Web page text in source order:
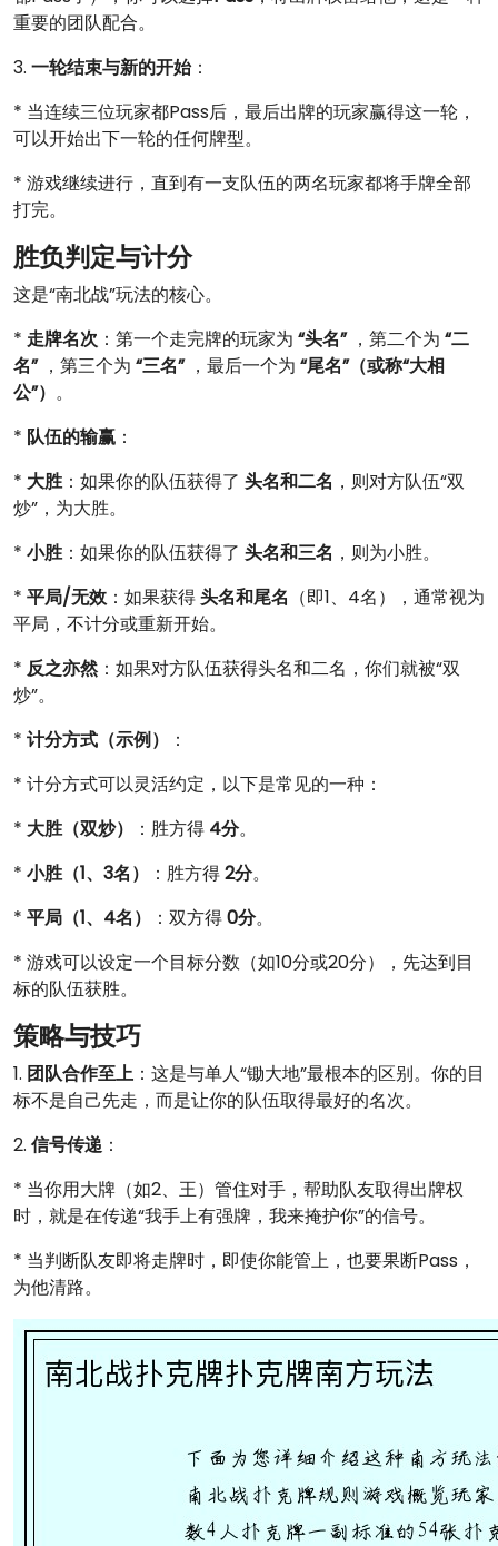
重要的团队配合。
3. 一轮结束与新的开始：
* 当连续三位玩家都Pass后，最后出牌的玩家赢得这一轮，
可以开始出下一轮的任何牌型。
* 游戏继续进行，直到有一支队伍的两名玩家都将手牌全部
打完。
胜负判定与计分
这是“南北战”玩法的核心。
* 走牌名次 ：第一个走完牌的玩家为 “头名”，第二个为 “二
名”，第三个为 “三名”，最后一个为 “尾名”（或称“大相
公”） 。
* 队伍的输赢 ：
* 大胜：如果你的队伍获得了 头名和二名 ，则对方队伍“双
炒”，为大胜。
* 小胜：如果你的队伍获得了 头名和三名 ，则为小胜。
* 平局/无效：如果获得头名和尾名 （即1、4名），通常视为
平局，不计分或重新开始。
* 反之亦然：如果对方队伍获得头名和二名，你们就被“双
炒”。
* 计分方式（示例）
：
* 计分方式可以灵活约定，以下是常见的一种：
* 大胜（双炒） ：胜方得 4分。
* 小胜（1、3名） ：胜方得2分。
* 平局（1、4名） ：双方得0分。
* 游戏可以设定一个目标分数（如10分或20分），先达到目
标的队伍获胜。
策略与技巧
1. 团队合作至上 ：这是与单人“锄大地”最根本的区别。你的目
标不是自己先走，而是让你的队伍取得最好的名次。
2. 信号传递 ：
* 当你用大牌（如2、王）管住对手，帮助队友取得出牌权
时，就是在传递“我手上有强牌，我来掩护你”的信号。
* 当判断队友即将走牌时，即使你能管上，也要果断Pass，
为他清路。